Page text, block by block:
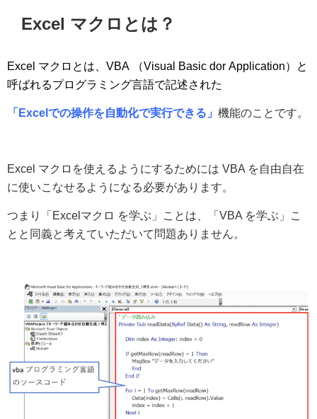
Excel マクロとは？
Excel マクロとは、VBA （Visual Basic dor Application）と
呼ばれるプログラミング言語で記述された
「 Excelでの操作を自動化で実行できる」 機能のことです。
Excel マクロを使えるようにするためには VBA を自由自在
に使いこなせるようになる必要があります。
つまり「Excelマクロ を学ぶ」ことは、「VBA を学ぶ」こ
とと同義と考えていただいて問題ありません。